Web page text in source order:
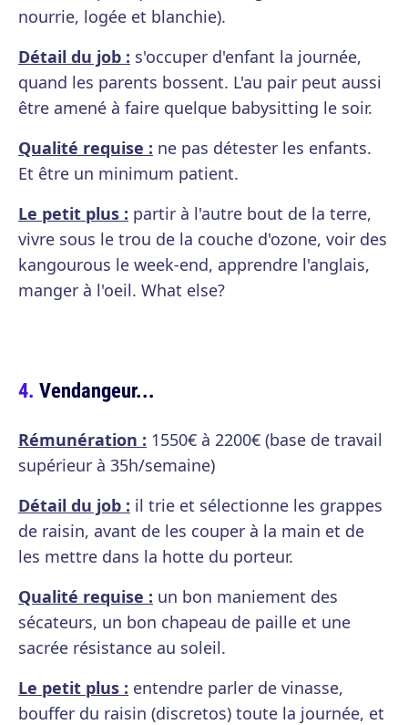
nourrie, logée et blanchie).
Détail du job : s'occuper d'enfant la journée,
quand les parents bossent. L'au pair peut aussi
être amené à faire quelque babysitting le soir.
Qualité requise : ne pas détester les enfants.
Et être un minimum patient.
Le petit plus : partir à l'autre bout de la terre,
vivre sous le trou de la couche d'ozone, voir des
kangourous le week-end, apprendre l'anglais,
manger à l'oeil. What else?
Vendangeur...
Rémunération : 1550€ à 2200€ (base de travail
supérieur à 35h/semaine)
Détail du job : il trie et sélectionne les grappes
de raisin, avant de les couper à la main et de
les mettre dans la hotte du porteur.
Qualité requise : un bon maniement des
sécateurs, un bon chapeau de paille et une
sacrée résistance au soleil.
Le petit plus : entendre parler de vinasse,
bouffer du raisin (discretos) toute la journée, et